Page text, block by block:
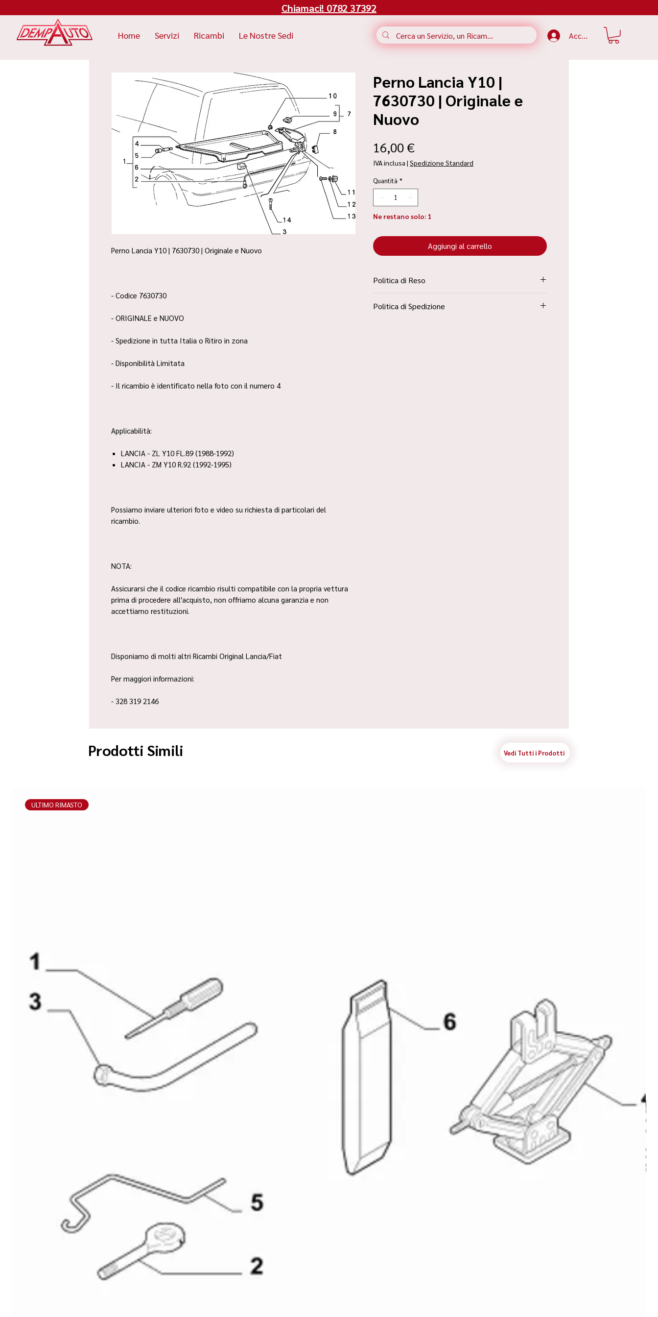
Chiamaci! 0782 37392
Accedi
Home Servizi Ricambi Le Nostre Sedi
Perno Lancia Y10 | 7630730 | Originale e Nuovo
- Codice 7630730
- ORIGINALE e NUOVO
- Spedizione in tutta Italia o Ritiro in zona
- Disponibilità Limitata
- Il ricambio è identificato nella foto con il numero 4
Applicabilità:
LANCIA - ZL Y10 FL.89 (1988-1992)
LANCIA - ZM Y10 R.92 (1992-1995)
Possiamo inviare ulteriori foto e video su richiesta di particolari del
ricambio.
NOTA:
Assicurarsi che il codice ricambio risulti compatibile con la propria vettura
prima di procedere all'acquisto, non offriamo alcuna garanzia e non
accettiamo restituzioni.
Disponiamo di molti altri Ricambi Original Lancia/Fiat
Per maggiori informazioni:
- 328 319 2146
Perno Lancia Y10 |
7630730 | Originale e
Nuovo
16,00 €Prezzo
IVA inclusa | Spedizione Standard
Quantità *
Ne restano solo: 1
Aggiungi al carrello
Politica di Reso
Condizioni”
Politica di Spedizione
Prodotti Simili Vedi Tutti i Prodotti
ULTIMO RIMASTO